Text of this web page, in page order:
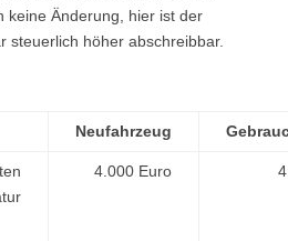
keine Änderung, hier ist der
steuerlich höher abschreibbar.
Neufahrzeug
4.000 Euro